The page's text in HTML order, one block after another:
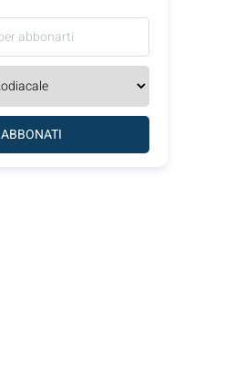
ABBONATI